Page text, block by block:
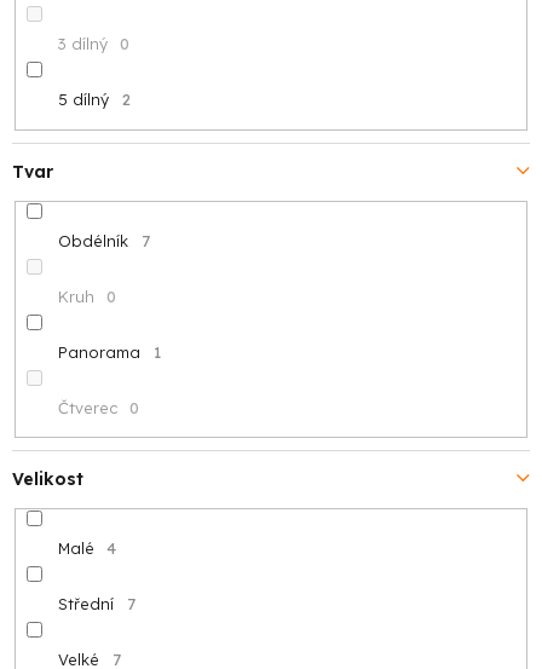
3 dílný 0
5 dílný 2
Tvar
Obdélník 7
Kruh 0
Panorama 1
Čtverec 0
Velikost
Malé 4
Střední 7
Velké 7